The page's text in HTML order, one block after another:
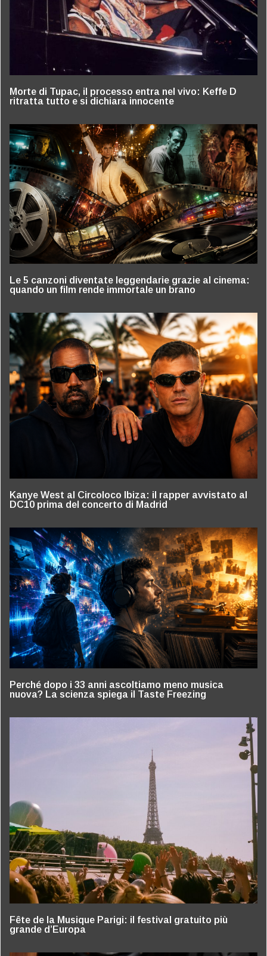
Morte di Tupac, il processo entra nel vivo: Keffe D
ritratta tutto e si dichiara innocente
Le 5 canzoni diventate leggendarie grazie al cinema:
quando un film rende immortale un brano
Kanye West al Circoloco Ibiza: il rapper avvistato al
DC10 prima del concerto di Madrid
Perché dopo i 33 anni ascoltiamo meno musica
nuova? La scienza spiega il Taste Freezing
Fête de la Musique Parigi: il festival gratuito più
grande d’Europa